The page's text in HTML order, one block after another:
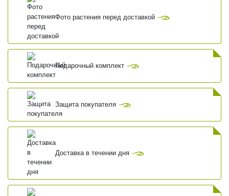
Фото растения перед доставкой
Подарочный комплект
Защита покупателя
Доставка в течении дня